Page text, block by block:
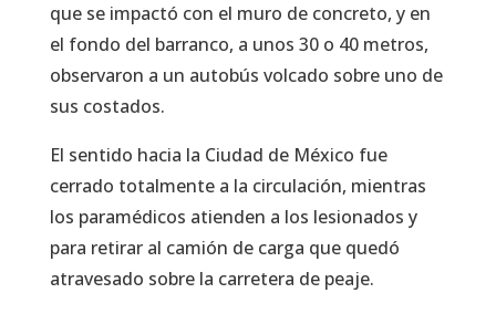
que se impactó con el muro de concreto, y en
el fondo del barranco, a unos 30 o 40 metros,
observaron a un autobús volcado sobre uno de
sus costados.
El sentido hacia la Ciudad de México fue
cerrado totalmente a la circulación, mientras
los paramédicos atienden a los lesionados y
para retirar al camión de carga que quedó
atravesado sobre la carretera de peaje.